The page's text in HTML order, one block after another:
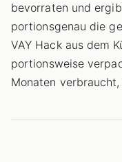
bevorraten und
portionsgenau die
VAY Hack aus dem
portionsweise
Monaten